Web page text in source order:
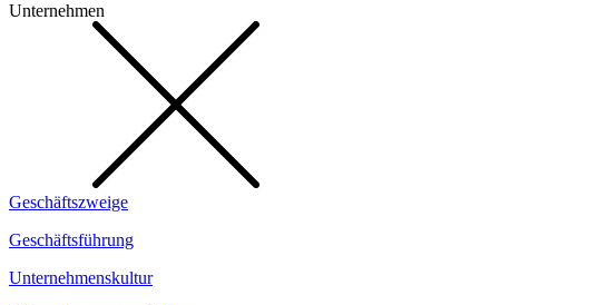
Unternehmen
Geschäftszweige
Geschäftsführung
Unternehmenskultur